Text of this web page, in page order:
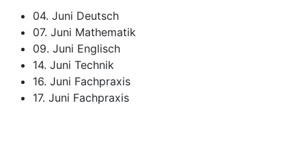
04. Juni Deutsch
07. Juni Mathematik
09. Juni Englisch
14. Juni Technik
16. Juni Fachpraxis
17. Juni Fachpraxis